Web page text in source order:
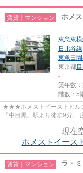
賃貸｜マンション ホメ
東急東
日比谷線
東急田
東京都
-
築年数
階数：5
★★★ホメストイーストヒル
「中目黒」駅より徒歩9分
現在
ホメストイース
賃貸｜マンション ラ・